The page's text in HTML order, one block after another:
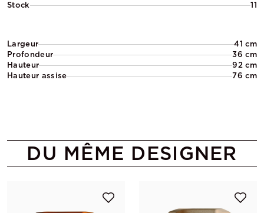
Stock 11
Largeur
41 cm
Profondeur
36 cm
Hauteur
92 cm
Hauteur assise
76 cm
DU MÊME DESIGNER